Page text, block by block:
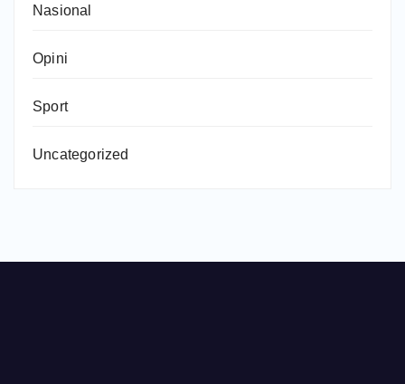
Nasional
Opini
Sport
Uncategorized